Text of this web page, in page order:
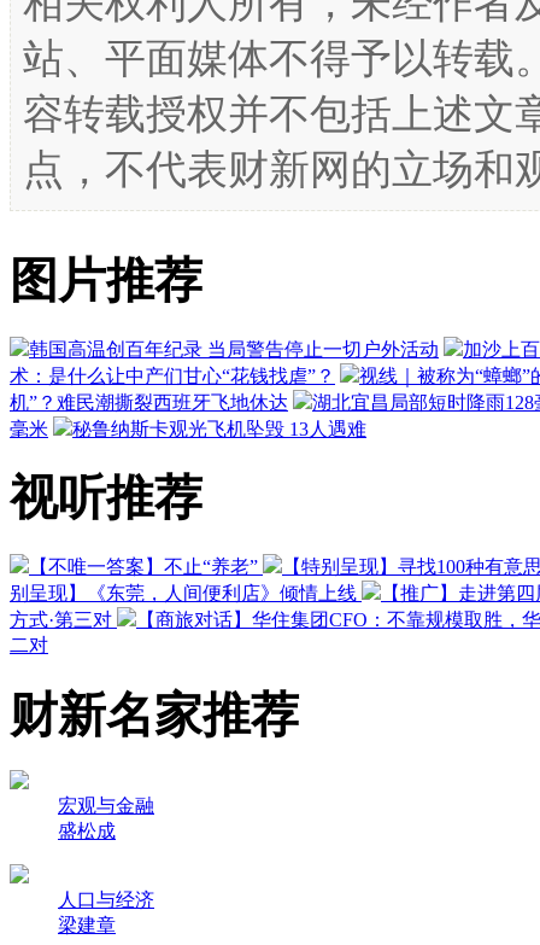
站、平面媒体不得予以转载
容转载授权并不包括上述文
点，不代表财新网的立场和
图片推荐
韩国高温创百年纪录 当局警告停止一切户外活动
加沙上
术：是什么让中产们甘心“花钱找虐”？
视线｜被称为“蟑螂
机”？难民潮撕裂西班牙飞地休达
湖北宜昌局部短时降雨
毫米
秘鲁纳斯卡观光飞机坠毁 13人遇难
视听推荐
【不唯一答案】不止“养老”
【特别呈现】寻找100种有意
别呈现】《东莞，人间便利店》倾情上线
【推广】走进第
方式·第三对
【商旅对话】华住集团CFO：不靠规模取胜，
二对
财新名家推荐
宏观与金融
盛松成
人口与经济
梁建章